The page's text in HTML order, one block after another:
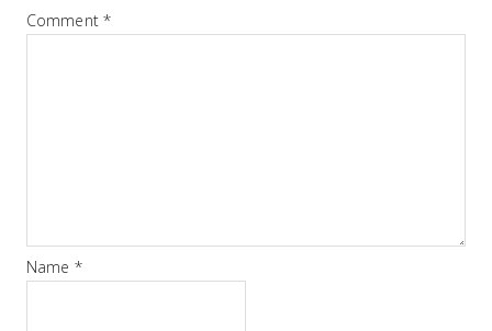
Comment *
Name *